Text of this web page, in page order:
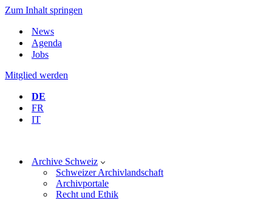
Zum Inhalt springen
News
Agenda
Jobs
Mitglied werden
DE
FR
IT
Archive Schweiz
Schweizer Archivlandschaft
Archivportale
Recht und Ethik